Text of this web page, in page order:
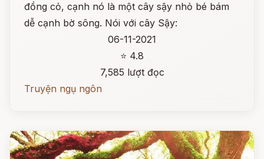
đồng cỏ, cạnh nó là một cây sậy nhỏ bé bám
dễ cạnh bờ sông. Nói với cây Sậy:
06-11-2021
⭐ 4.8
7,585 lượt đọc
Truyện ngụ ngôn